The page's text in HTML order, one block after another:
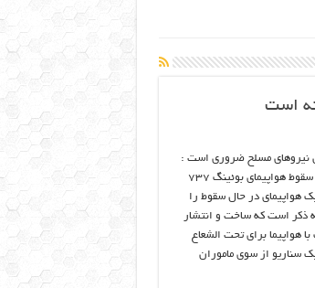
است
نیروهای مسلح ضروری است :
بازبینی دقیق فیلم منتشر شده از لحظه سقوط هواپیمای بوئینگ ۷۳۷
هواپیمای در حال سقوط را
ذکر است که ساخت و انتشار
هواپیما برای تحت الشعاع
سناریو از سوی ماموران